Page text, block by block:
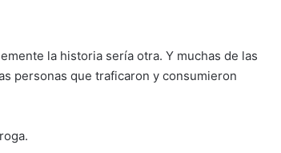
la historia sería otra. Y muchas de las
personas que traficaron y consumieron